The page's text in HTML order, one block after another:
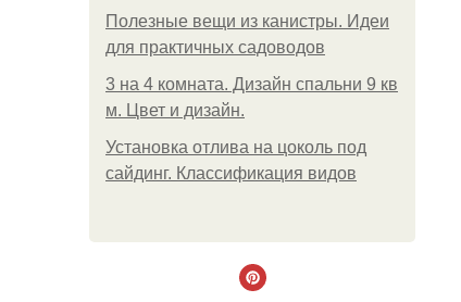
Полезные вещи из канистры. Идеи
для практичных садоводов
3 на 4 комната. Дизайн спальни 9 кв
м. Цвет и дизайн.
Установка отлива на цоколь под
сайдинг. Классификация видов